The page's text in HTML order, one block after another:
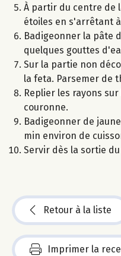
À partir du centre de
étoiles en s'arrêtant
Badigeonner la pâte
quelques gouttes
Sur la partie non
la feta. Parsemer de
Replier les rayons
couronne.
Badigeonner de
min environ de
Servir dès la sortie
Retour à la liste
Imprimer la